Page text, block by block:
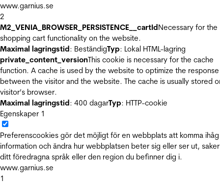
www.garnius.se
2
M2_VENIA_BROWSER_PERSISTENCE__cartIdNecessary for the
shopping cart functionality on the website.
Maximal lagringstid: BeständigTyp: Lokal HTML-lagring
private_content_versionThis cookie is necessary for the cache
function. A cache is used by the website to optimize the
between the visitor and the website. The cache is usually stored
visitor’s browser.
Maximal lagringstid: 400 dagarTyp: HTTP-cookie
Egenskaper 1
Preferenscookies gör det möjligt för en webbplats att komma ihåg
information och ändra hur webbplatsen beter sig eller ser ut,
ditt föredragna språk eller den region du befinner dig i.
www.garnius.se
1